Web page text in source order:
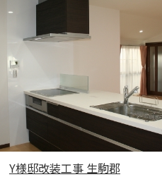
Y様邸改装工事 生駒郡